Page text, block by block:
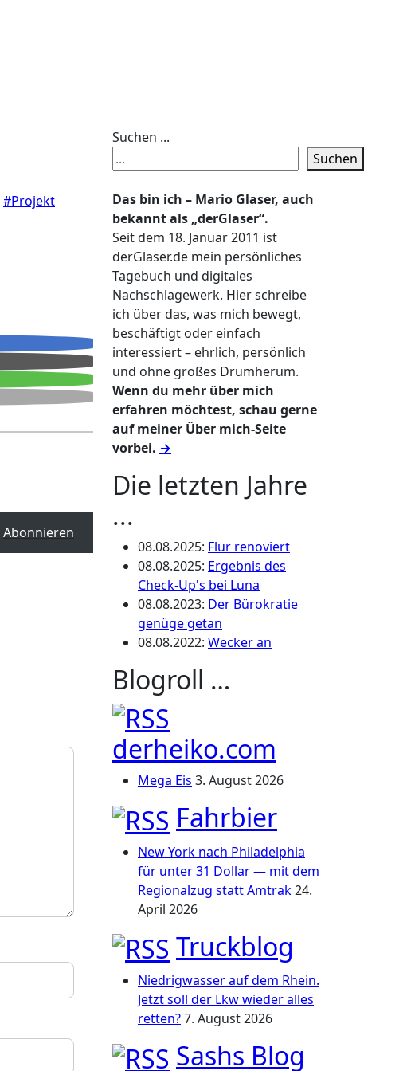
#Projekt
Abonnieren
Suchen ...
Suchen
Das bin ich – Mario Glaser, auch
bekannt als „derGlaser“.
Seit dem 18. Januar 2011 ist
derGlaser.de mein persönliches
Tagebuch und digitales
Nachschlagewerk. Hier schreibe
ich über das, was mich bewegt,
beschäftigt oder einfach
interessiert – ehrlich, persönlich
und ohne großes Drumherum.
Wenn du mehr über mich
erfahren möchtest, schau gerne
auf meiner Über mich-Seite
vorbei. →
Die letzten Jahre
...
08.08.2025: Flur renoviert
08.08.2025: Ergebnis des
Check-Up's bei Luna
08.08.2023: Der Bürokratie
genüge getan
08.08.2022: Wecker an
Blogroll …
derheiko.com
Mega Eis 3. August 2026
Fahrbier
New York nach Philadelphia
für unter 31 Dollar — mit dem
Regionalzug statt Amtrak24.
April 2026
Truckblog
Niedrigwasser auf dem Rhein.
Jetzt soll der Lkw wieder alles
retten?7. August 2026
Sashs Blog